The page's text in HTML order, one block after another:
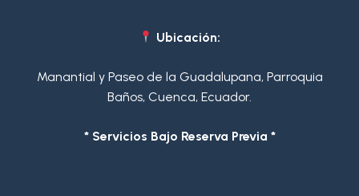
Ubicación:
Manantial y Paseo de la Guadalupana, Parroquia
Baños, Cuenca, Ecuador.
* Servicios Bajo Reserva Previa *